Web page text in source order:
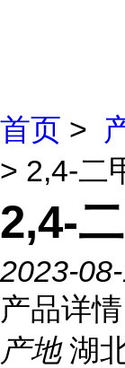
首页 >
> 2,4-二
2,4-
2023-
产品详情
产地 湖